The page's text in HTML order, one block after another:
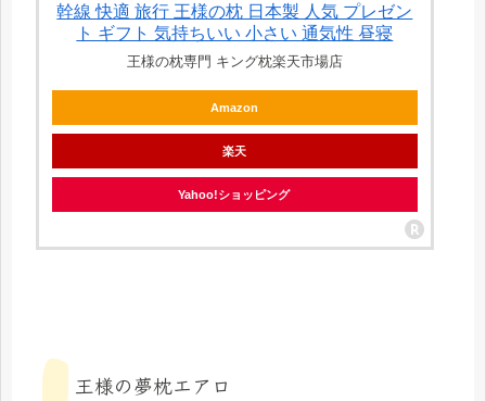
幹線 快適 旅行 王様の枕 日本製 人気 プレゼン
ト ギフト 気持ちいい 小さい 通気性 昼寝
王様の枕専門 キング枕楽天市場店
Amazon
楽天
Yahoo!ショッピング
王様の夢枕エアロ